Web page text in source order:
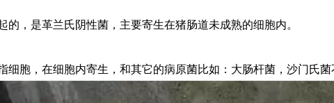
，是革兰氏阴性菌，主要寄生在猪肠道未成熟的细胞内。
胞，在细胞内寄生，和其它的病原菌比如：大肠杆菌，沙门氏菌